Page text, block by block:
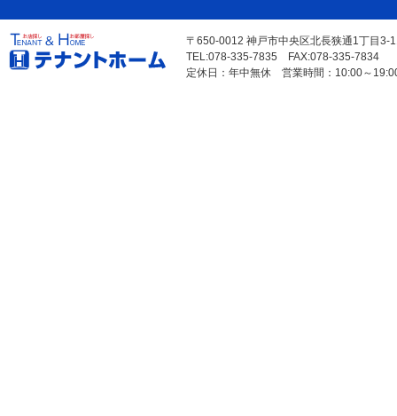
〒650-0012 神戸市中央区北長狭通1丁目3-
TEL:078-335-7835 FAX:078-335-7834
定休日：年中無休 営業時間：10:00～